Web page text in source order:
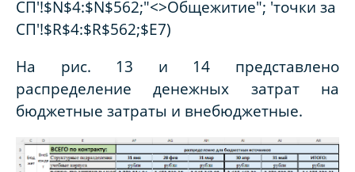
СП'!$N$4:$N$562;"<>Общежитие"; 'точки за
СП'!$R$4:$R$562;$E7)
На рис. 13 и 14 представлено
распределение денежных затрат на
бюджетные затраты и внебюджетные.